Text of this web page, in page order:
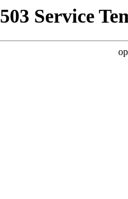
503 Service